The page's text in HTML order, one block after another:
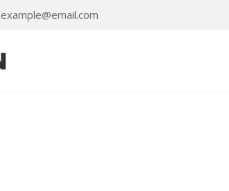
example@email.com